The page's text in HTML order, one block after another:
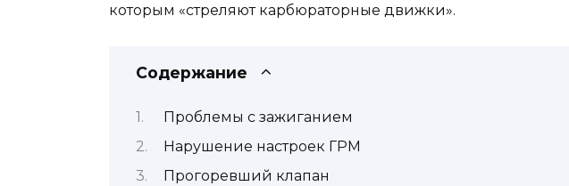
которым «стреляют карбюраторные движки».
Содержание
Проблемы с зажиганием
Нарушение настроек ГРМ
Прогоревший клапан